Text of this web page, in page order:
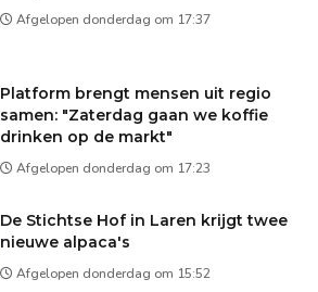
Afgelopen donderdag om 17:37
Platform brengt mensen uit regio
samen: "Zaterdag gaan we koffie
drinken op de markt"
Afgelopen donderdag om 17:23
De Stichtse Hof in Laren krijgt twee
nieuwe alpaca's
Afgelopen donderdag om 15:52